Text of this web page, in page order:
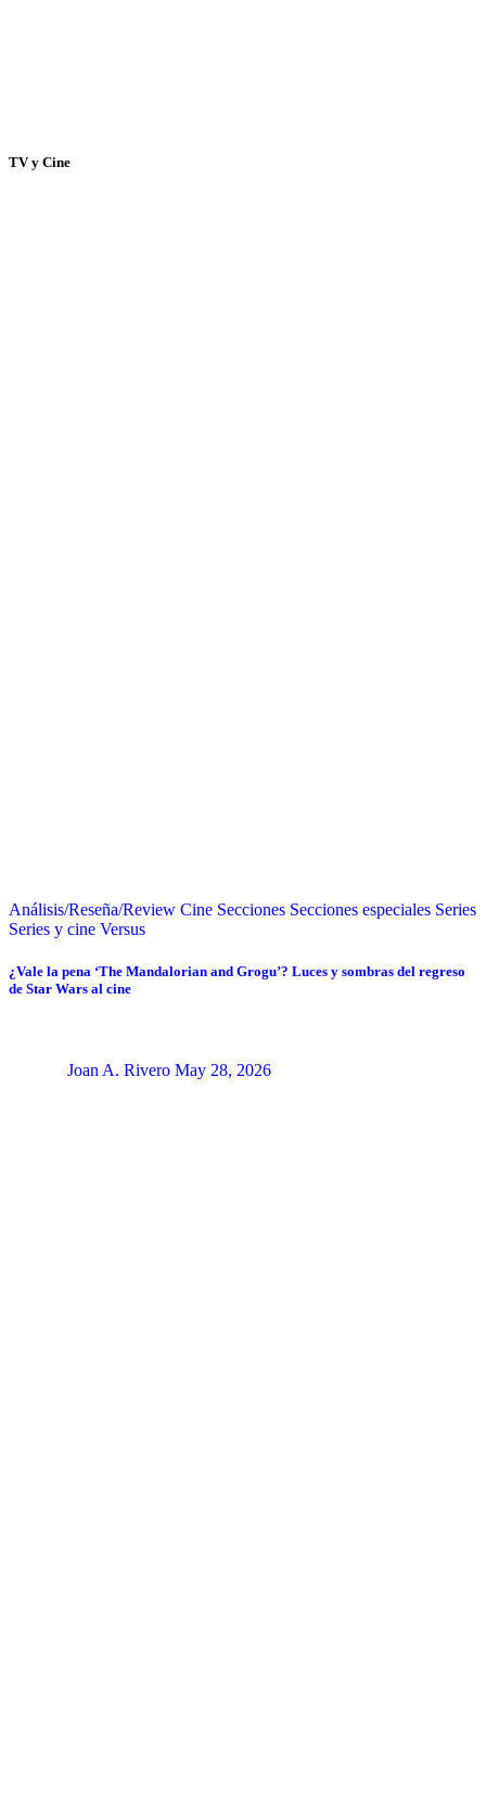
TV y Cine
Análisis/Reseña/Review Cine Secciones Secciones especiales Series
Series y cine Versus
¿Vale la pena ‘The Mandalorian and Grogu’? Luces y sombras del regreso
de Star Wars al cine
Joan A. Rivero May 28, 2026